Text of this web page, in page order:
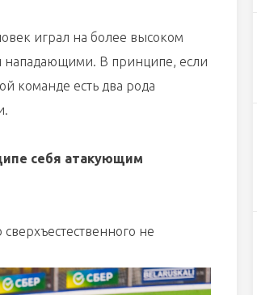
играл на более высоком
нападающими. В принципе, если
команде есть два рода
себя атакующим
не